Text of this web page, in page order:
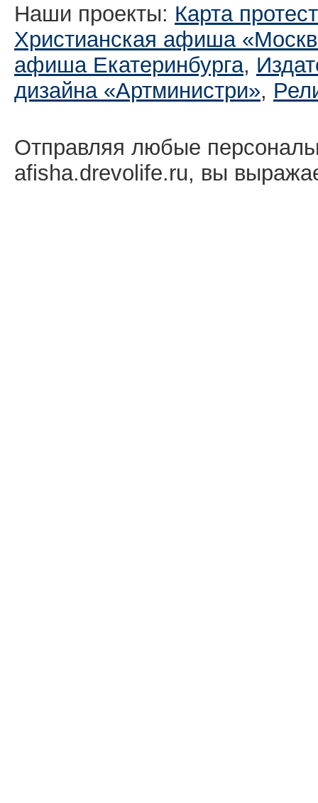
Наши проекты: Карта
Христианская афиша
афиша Екатеринбургa,
дизайна «Артминистри»,
Отправляя любые
afisha.drevolife.ru, вы